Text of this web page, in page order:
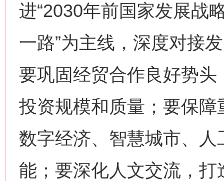
进“2030年前国家发展战
一路”为主线，深度对接
要巩固经贸合作良好势
投资规模和质量；要保
数字经济、智慧城市、
能；要深化人文交流，